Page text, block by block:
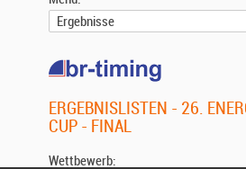
ERGEBNISLISTEN - 26.
CUP - FINAL
Wettbewerb: